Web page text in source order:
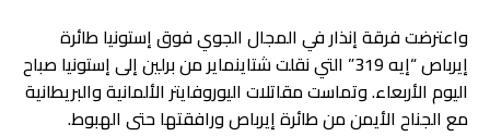
واعترضت فرقة إنذار في المجال الجوي فوق إستونيا طائرة
إيرباص “إيه 319” التي نقلت شتاينماير من برلين إلى إستونيا صباح
اليوم الأربعاء. وتماست مقاتلات اليوروفايتر الألمانية والبريطانية
مع الجناح الأيمن من طائرة إيرباص ورافقتها حتى الهبوط.